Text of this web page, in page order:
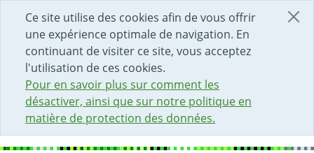
Ce site utilise des cookies afin de vous offrir
une expérience optimale de navigation. En
continuant de visiter ce site, vous acceptez
l'utilisation de ces cookies.
Pour en savoir plus sur comment les
désactiver, ainsi que sur notre politique en
matière de protection des données.
DÉBUT DU CONTENU DE LA PAGE
ACCÈS AU CHAMP DE RECHERCHE
PAGE D'ACCUEIL
FORMULAIRE DE CONTACT